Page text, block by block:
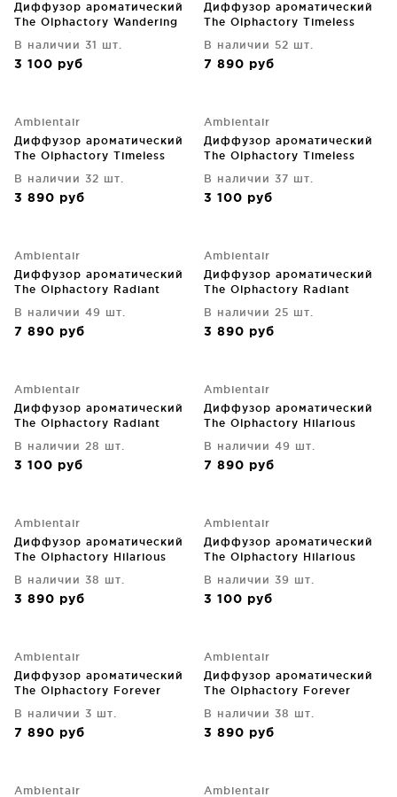
Диффузор ароматический
The Olphactory Wandering
Goji black tea 100 ml
В наличии 31 шт.
3 100 руб
Диффузор ароматический
The Olphactory Timeless
В наличии 52 шт.
7 890 руб
Ambientair
Диффузор ароматический
The Olphactory Timeless
В наличии 32 шт.
3 890 руб
Ambientair
Диффузор ароматический
The Olphactory Timeless
В наличии 37 шт.
3 100 руб
Ambientair
Диффузор ароматический
The Olphactory Radiant
В наличии 49 шт.
7 890 руб
Ambientair
Диффузор ароматический
The Olphactory Radiant
В наличии 25 шт.
3 890 руб
Ambientair
Диффузор ароматический
The Olphactory Radiant
В наличии 28 шт.
3 100 руб
Ambientair
Диффузор ароматический
The Olphactory Hilarious
В наличии 49 шт.
7 890 руб
Ambientair
Диффузор ароматический
The Olphactory Hilarious
В наличии 38 шт.
3 890 руб
Ambientair
Диффузор ароматический
The Olphactory Hilarious
В наличии 39 шт.
3 100 руб
Ambientair
Диффузор ароматический
The Olphactory Forever
В наличии 3 шт.
7 890 руб
Ambientair
Диффузор ароматический
The Olphactory Forever
В наличии 38 шт.
3 890 руб
Ambientair
Ambientair